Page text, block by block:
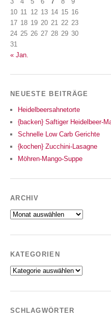
10 11 12 13 14 15 16
17 18 19 20 21 22 23
24 25 26 27 28 29 30
31
« Jan.
NEUESTE BEITRÄGE
Heidelbeersahnetorte
{backen} Saftiger Heidelbeer-
Schnelle Low Carb Gerichte
{kochen} Zucchini-Lasagne
Möhren-Mango-Suppe
ARCHIV
Archiv
KATEGORIEN
Kategorien
SCHLAGWÖRTER